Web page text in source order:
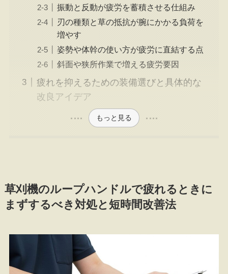
振動と反動が疲労を蓄積させる仕組み
刃の種類と草の抵抗が腕にかかる負荷を
増やす
姿勢や体幹の使い方が疲労に直結する点
斜面や狭所作業で増える疲労要因
疲れを抑えるための装備選びと具体的な
改良アイデア
もっと見る
草刈機のループハンドルで疲れるときに
まずするべき対処と短時間改善法